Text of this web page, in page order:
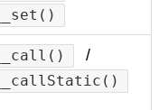
__set()
__call() /
__callStatic()